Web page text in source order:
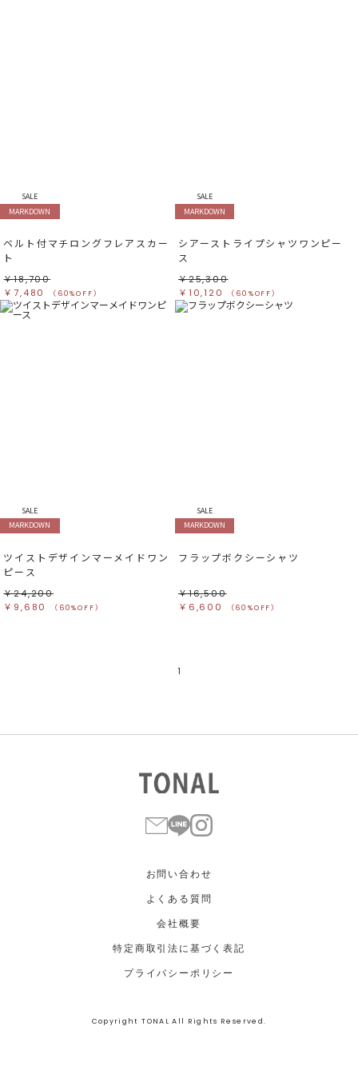
SALE
MARKDOWN
ベルト付マチロングフレアスカー
ト
￥18,700
￥7,480
（60%OFF）
SALE
MARKDOWN
シアーストライプシャツワンピー
ス
￥25,300
￥10,120
（60%OFF）
SALE
MARKDOWN
ツイストデザインマーメイドワン
ピース
￥24,200
￥9,680
（60%OFF）
SALE
MARKDOWN
フラップボクシーシャツ
￥16,500
￥6,600
（60%OFF）
1
お問い合わせ
よくある質問
会社概要
特定商取引法に基づく表記
プライバシーポリシー
Copyright TONAL All Rights Reserved.